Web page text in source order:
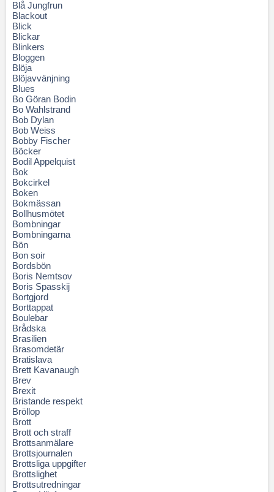
Blå Jungfrun
Blackout
Blick
Blickar
Blinkers
Bloggen
Blöja
Blöjavvänjning
Blues
Bo Göran Bodin
Bo Wahlstrand
Bob Dylan
Bob Weiss
Bobby Fischer
Böcker
Bodil Appelquist
Bok
Bokcirkel
Boken
Bokmässan
Bollhusmötet
Bombningar
Bombningarna
Bön
Bon soir
Bordsbön
Boris Nemtsov
Boris Spasskij
Bortgjord
Borttappat
Boulebar
Brådska
Brasilien
Brasomdetär
Bratislava
Brett Kavanaugh
Brev
Brexit
Bristande respekt
Bröllop
Brott
Brott och straff
Brottsanmälare
Brottsjournalen
Brottsliga uppgifter
Brottslighet
Brottsutredningar